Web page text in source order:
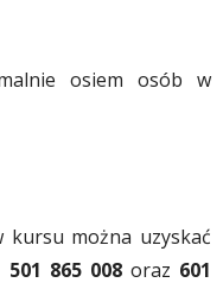
osiem osób w
kursu można uzyskać
501 865 008 oraz 601